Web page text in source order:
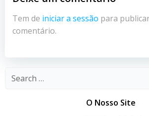
Tem de iniciar a sessão para
comentário.
O Nosso Site